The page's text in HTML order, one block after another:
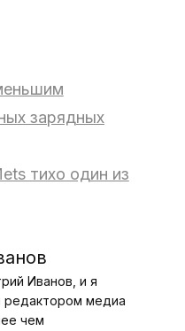
зарядных
тихо один из
Иванов, и я
редактором медиа
чем